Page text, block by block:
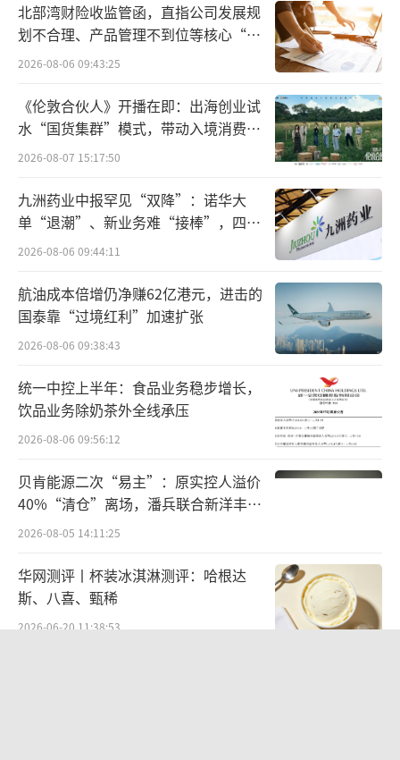
酱香方面，第五代青花郎上市，作为百年
郎酒第一重要战略产品，承载着郎酒人的光荣
与梦想，同时，绽放全国二十年的酱香典范的
红花郎，正在成为中国第一红火喜庆酱酒品
牌；而郎酒乌镇实践背后，意味着郎酒在“传
统与现代、经典与时尚”方面的进一步融合。
而在产储方面，天富生态酿酒区投产意味
着郎酒同时布局赤水河两大核心酱酒产区，郎
酒跃上行业优质酱酒产能巅峰；而龙马酒庄奠
基，则意味着“中国郎酒庄双子星”格局形
成。
正是这些在积蓄中变革的力量，让郎酒成
为行业的“六边形战士”，在多方面迎来新高
度的同时，迎来“双创”新高——2023回款、
出货双新高，在行业调整期成为样板与标杆性
存在。
后，汪博炜分享了泰戈尔的名诗《用生命影响
生命》，在汪博炜看来，郎酒在变革中重塑的
故事，是一个“因为相信、所以看见”的故
北部湾财险收监管函，直指公司发展规
划不合理、产品管理不到位等核心“痛
点”
2026-08-06 09:43:25
《伦敦合伙人》开播在即：出海创业试
水“国货集群”模式，带动入境消费反
向种草
2026-08-07 15:17:50
九洲药业中报罕见“双降”：诺华大
单“退潮”、新业务难“接棒”，四大
难关待闯
2026-08-06 09:44:11
航油成本倍增仍净赚62亿港元，进击的
国泰靠“过境红利”加速扩张
2026-08-06 09:38:43
统一中控上半年：食品业务稳步增长，
饮品业务除奶茶外全线承压
2026-08-06 09:56:12
贝肯能源二次“易主”：原实控人溢价
40%“清仓”离场，潘兵联合新洋丰、
宏科百世拟入主
2026-08-05 14:11:25
华网测评丨杯装冰淇淋测评：哈根达
斯、八喜、甄稀
2026-06-20 11:38:53